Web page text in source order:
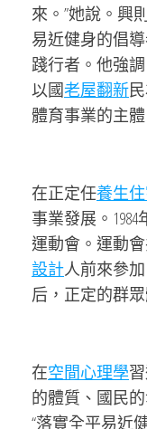
來。”她說。興
易近健身的倡導
踐行者。他強
以國老屋翻新
體育事業的主體
在正定任養生
事業發展。
運動會。運動會
設計人前來參
后，正定的群
在空間心理學
的體質、國民
“落實全平易近